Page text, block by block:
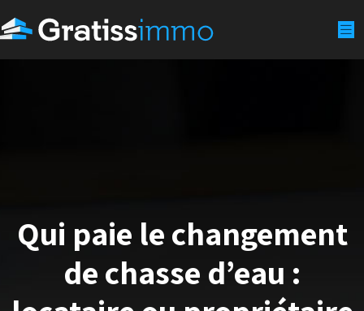
Qui paie le changement
de chasse d’eau :